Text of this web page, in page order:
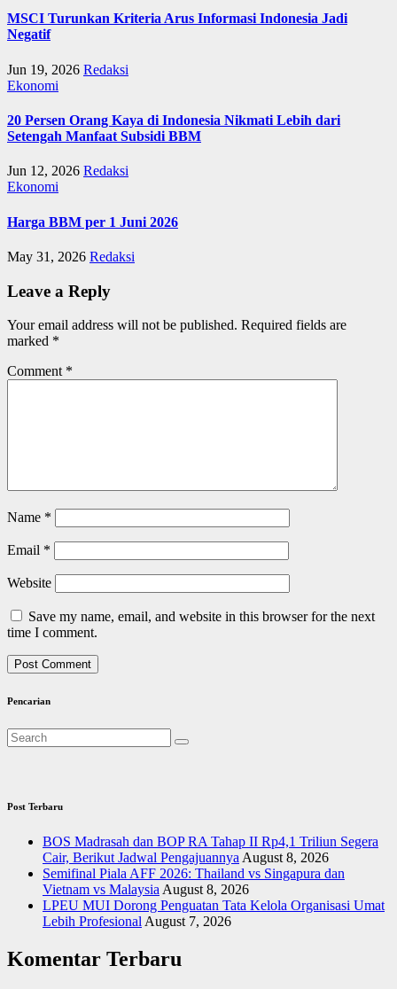
MSCI Turunkan Kriteria Arus Informasi Indonesia Jadi
Negatif
Jun 19, 2026 Redaksi
Ekonomi
20 Persen Orang Kaya di Indonesia Nikmati Lebih dari
Setengah Manfaat Subsidi BBM
Jun 12, 2026 Redaksi
Ekonomi
Harga BBM per 1 Juni 2026
May 31, 2026 Redaksi
Leave a Reply
Your email address will not be published. Required fields are
marked *
Comment *
Name *
Email *
Website
Save my name, email, and website in this browser for the next
time I comment.
Pencarian
Post Terbaru
BOS Madrasah dan BOP RA Tahap II Rp4,1 Triliun Segera
Cair, Berikut Jadwal Pengajuannya August 8, 2026
Semifinal Piala AFF 2026: Thailand vs Singapura dan
Vietnam vs Malaysia August 8, 2026
LPEU MUI Dorong Penguatan Tata Kelola Organisasi Umat
Lebih Profesional August 7, 2026
Komentar Terbaru